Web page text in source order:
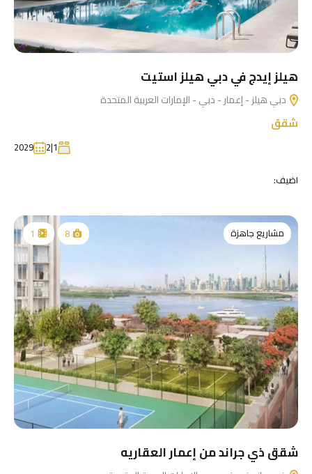
هيلز إيدج في دبي هيلز استيت
دبي هيلز - إعمار - دبي - الإمارات العربية المتحدة
شقق
1|2
2029
اضيف:
مشاريع جاهزة 8
1
شقق ذي جراند من إعمار العقاريه